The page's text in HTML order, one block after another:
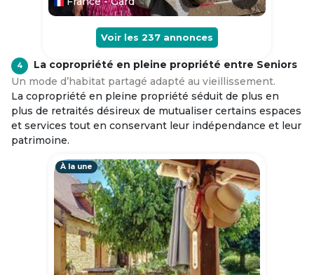
Voir les 237 annonces
4
La copropriété en pleine propriété entre Seniors
Un mode d’habitat partagé adapté au vieillissement.
La copropriété en pleine propriété séduit de plus en
plus de retraités désireux de mutualiser certains espaces
et services tout en conservant leur indépendance et leur
patrimoine.
À la une